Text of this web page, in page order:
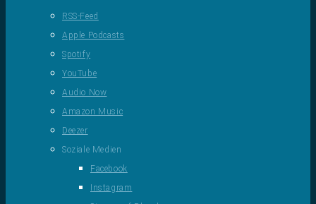
RSS-Feed
Apple Podcasts
Spotify
YouTube
Audio Now
Amazon Music
Deezer
Soziale Medien
Facebook
Instagram